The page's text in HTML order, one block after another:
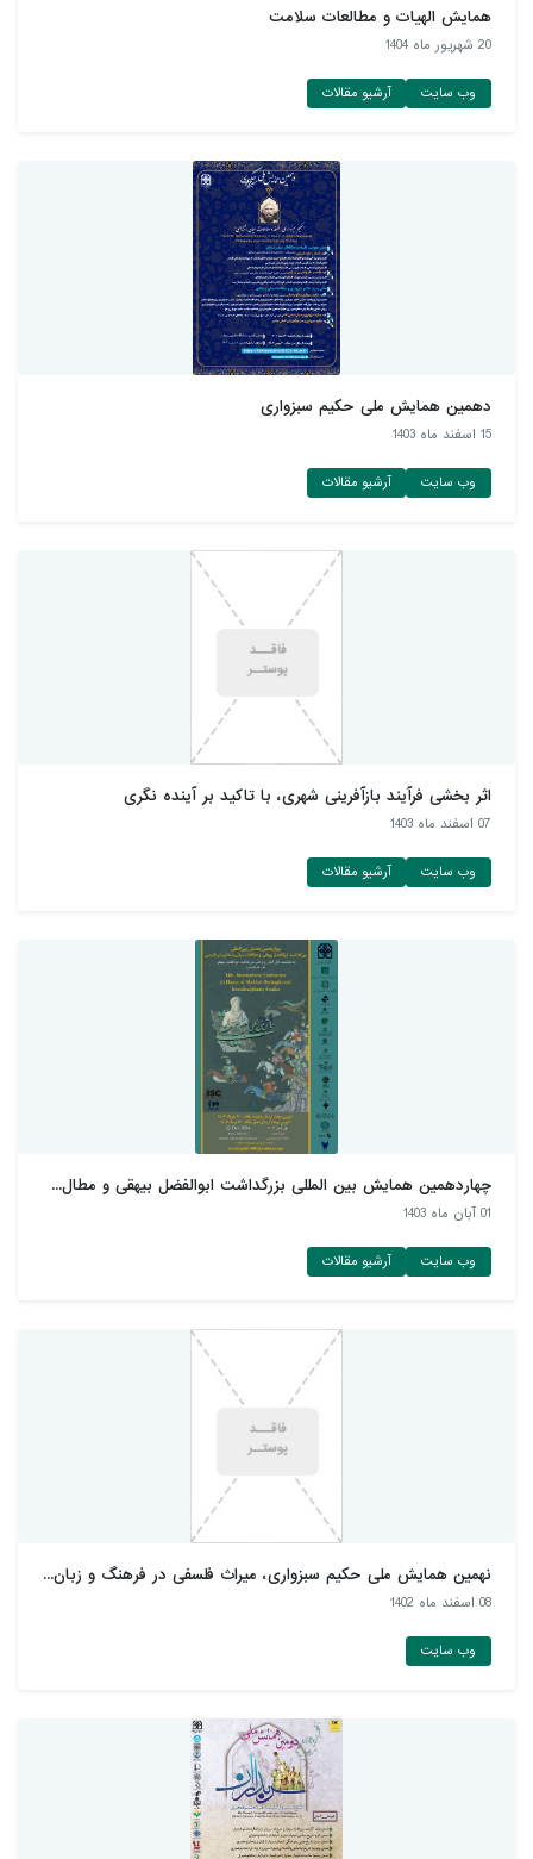
همایش الهیات و مطالعات سلامت
20 شهريور ماه 1404
وب سایت آرشیو مقالات
دهمین همایش ملی حکیم سبزواری
15 اسفند ماه 1403
وب سایت آرشیو مقالات
اثر بخشی فرآیند بازآفرینی شهری، با تاکید بر آینده نگری
07 اسفند ماه 1403
وب سایت آرشیو مقالات
چهاردهمین همایش بین المللی بزرگداشت ابوالفضل بیهقی و مطال...
01 آبان ماه 1403
وب سایت آرشیو مقالات
نهمین همایش ملی حکیم سبزواری، میراث فلسفی در فرهنگ و زبان...
08 اسفند ماه 1402
وب سایت